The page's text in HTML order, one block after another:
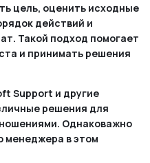
цель, оценить исходные
действий и
Такой подход помогает
и принимать решения
Support и другие
решения для
Однаковажно
менеджера в этом